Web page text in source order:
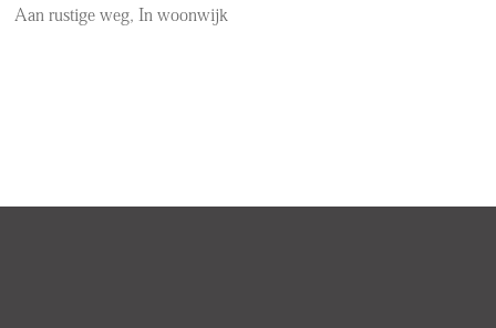
Aan rustige weg, In woonwijk